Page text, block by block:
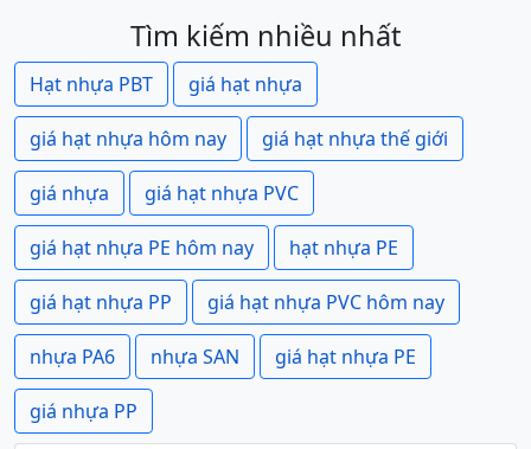
Tìm kiếm nhiều nhất
Hạt nhựa PBT giá hạt nhựa
giá hạt nhựa hôm nay giá hạt nhựa thế giới
giá nhựa giá hạt nhựa PVC
giá hạt nhựa PE hôm nay hạt nhựa PE
giá hạt nhựa PP giá hạt nhựa PVC hôm nay
nhựa PA6 nhựa SAN giá hạt nhựa PE
giá nhựa PP